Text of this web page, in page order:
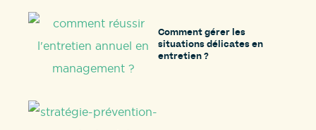
Comment gérer les
situations délicates en
entretien ?